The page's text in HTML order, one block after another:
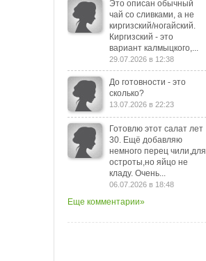
Это описан обычный
чай со сливками, а не
киргизский/ногайский.
Киргизский - это
вариант калмыцкого,...
29.07.2026 в 12:38
До готовности - это
сколько?
13.07.2026 в 22:23
Готовлю этот салат лет
30. Ещё добавляю
немного перец чили,для
остроты,но яйцо не
кладу. Очень...
06.07.2026 в 18:48
Еще комментарии»